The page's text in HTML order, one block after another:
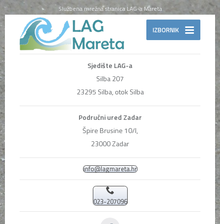
Službena mrežna stranica LAG-a Mareta
IZBORNIK
Sjedište LAG-a
Silba 207
23295 Silba, otok Silba
Područni ured Zadar
Špire Brusine 10/I,
23000 Zadar
info@lagmareta.hr
023-207096